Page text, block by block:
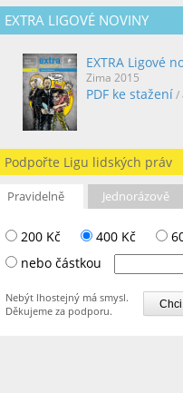
EXTRA LIGOVÉ NOVINY
EXTRA Ligové
Zima 2015
PDF ke stažení/
Podpořte Ligu lidských práv
Pravidelně
200 Kč 400 Kč
nebo částkou
Nebýt lhostejný má smysl.
Děkujeme za podporu.
Jednorázově